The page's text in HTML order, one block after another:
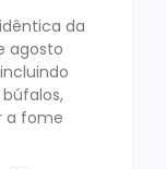
da
agosto
a fome